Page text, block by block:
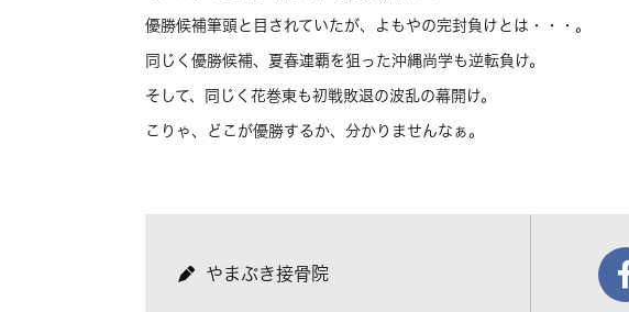
優勝候補筆頭と目されていたが、よもやの完封負けとは・・・。
同じく優勝候補、夏春連覇を狙った沖縄尚学も逆転負け。
そして、同じく花巻東も初戦敗退の波乱の幕開け。
こりゃ、どこが優勝するか、分かりませんなぁ。
やまぶき接骨院